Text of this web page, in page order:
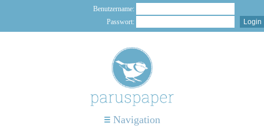
Benutzername:
Passwort:
Navigation